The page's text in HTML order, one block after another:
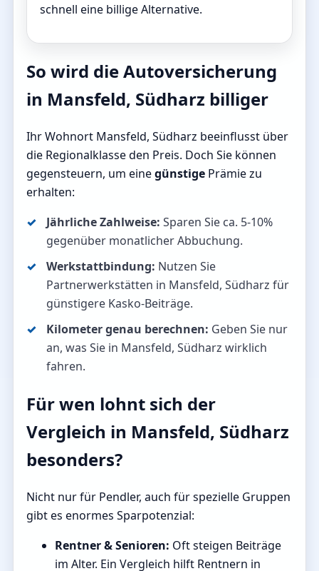
schnell eine billige Alternative.
So wird die Autoversicherung
in Mansfeld, Südharz billiger
Ihr Wohnort Mansfeld, Südharz beeinflusst über
die Regionalklasse den Preis. Doch Sie können
gegensteuern, um einegünstige Prämie zu
erhalten:
Jährliche Zahlweise: Sparen Sie ca. 5-10%
gegenüber monatlicher Abbuchung.
Werkstattbindung: Nutzen Sie
Partnerwerkstätten in Mansfeld, Südharz für
günstigere Kasko-Beiträge.
Kilometer genau berechnen: Geben Sie nur
an, was Sie in Mansfeld, Südharz wirklich
fahren.
Für wen lohnt sich der
Vergleich in Mansfeld, Südharz
besonders?
Nicht nur für Pendler, auch für spezielle Gruppen
gibt es enormes Sparpotenzial:
Rentner & Senioren: Oft steigen Beiträge
im Alter. Ein Vergleich hilft Rentnern in